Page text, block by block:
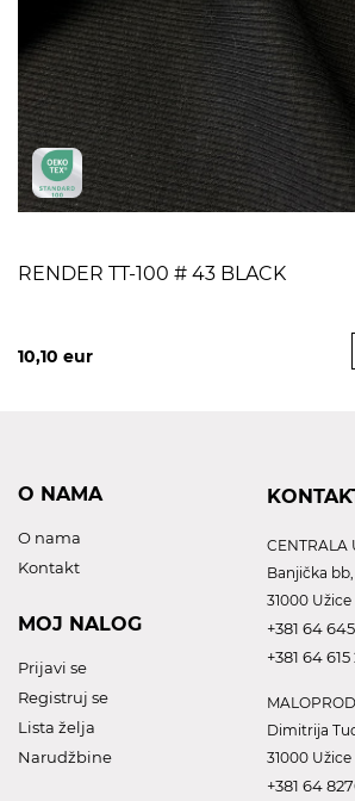
RENDER TT-100 # 43 BLACK
10,10 eur
O NAMA
O nama
Kontakt
MOJ NALOG
Prijavi se
Registruj se
Lista želja
Narudžbine
CENTRALA
Banjička bb,
31000 Užice
+381 64
+381 64
Dimitrija
31000 Užice
+381 64